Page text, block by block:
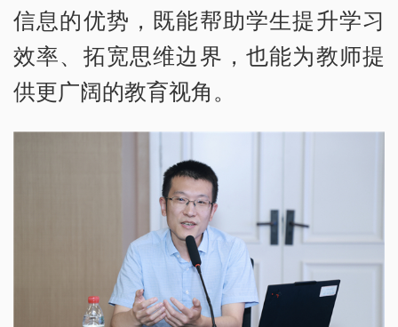
信息的优势，既能帮助学生提升学习
效率、拓宽思维边界，也能为教师提
供更广阔的教育视角。